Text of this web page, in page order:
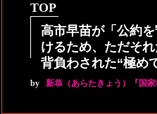
TOP
高市早苗が「公約
けるため、ただそ
背負わされた“極め
by 新恭（あらたきょう）『国